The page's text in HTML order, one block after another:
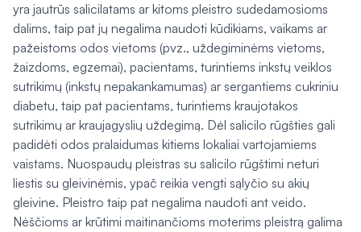
yra jautrūs salicilatams ar kitoms pleistro sudedamosioms
dalims, taip pat jų negalima naudoti kūdikiams, vaikams ar
pažeistoms odos vietoms (pvz., uždegiminėms vietoms,
žaizdoms, egzemai), pacientams, turintiems inkstų veiklos
sutrikimų (inkstų nepakankamumas) ar sergantiems cukriniu
diabetu, taip pat pacientams, turintiems kraujotakos
sutrikimų ar kraujagyslių uždegimą. Dėl salicilo rūgšties gali
padidėti odos pralaidumas kitiems lokaliai vartojamiems
vaistams. Nuospaudų pleistras su salicilo rūgštimi neturi
liestis su gleivinėmis, ypač reikia vengti sąlyčio su akių
gleivine. Pleistro taip pat negalima naudoti ant veido.
Nėščioms ar krūtimi maitinančioms moterims pleistrą galima